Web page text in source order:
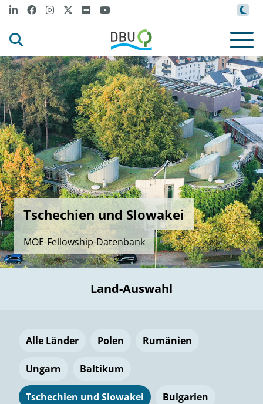
Tschechien und Slowakei
MOE-Fellowship-Datenbank
Land-Auswahl
Alle Länder Polen Rumänien
Ungarn Baltikum
Tschechien und Slowakei Bulgarien